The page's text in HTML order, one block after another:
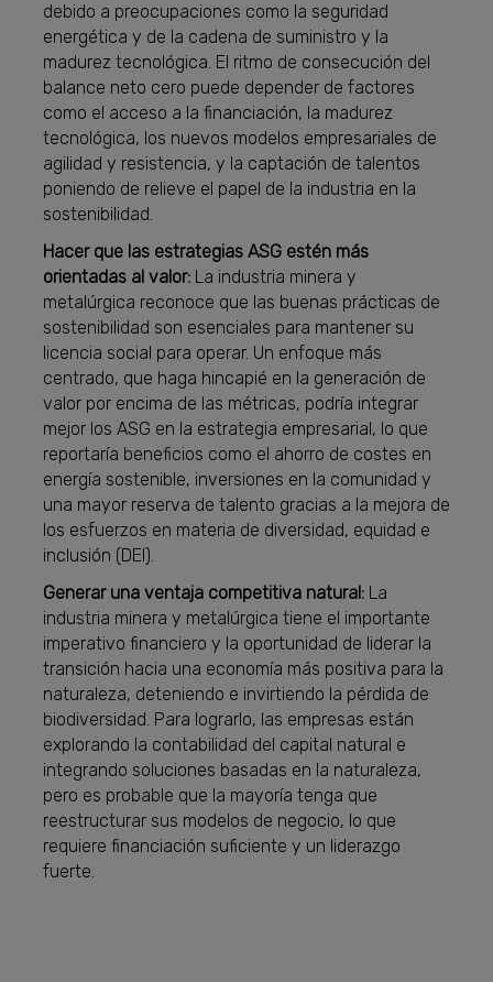
debido a preocupaciones como la seguridad
energética y de la cadena de suministro y la
madurez tecnológica. El ritmo de consecución del
balance neto cero puede depender de factores
como el acceso a la financiación, la madurez
tecnológica, los nuevos modelos empresariales de
agilidad y resistencia, y la captación de talentos
poniendo de relieve el papel de la industria en la
sostenibilidad.
Hacer que las estrategias ASG estén más
orientadas al valor: La industria minera y
metalúrgica reconoce que las buenas prácticas de
sostenibilidad son esenciales para mantener su
licencia social para operar. Un enfoque más
centrado, que haga hincapié en la generación de
valor por encima de las métricas, podría integrar
mejor los ASG en la estrategia empresarial, lo que
reportaría beneficios como el ahorro de costes en
energía sostenible, inversiones en la comunidad y
una mayor reserva de talento gracias a la mejora de
los esfuerzos en materia de diversidad, equidad e
inclusión (DEI).
Generar una ventaja competitiva natural: La
industria minera y metalúrgica tiene el importante
imperativo financiero y la oportunidad de liderar la
transición hacia una economía más positiva para la
naturaleza, deteniendo e invirtiendo la pérdida de
biodiversidad. Para lograrlo, las empresas están
explorando la contabilidad del capital natural e
integrando soluciones basadas en la naturaleza,
pero es probable que la mayoría tenga que
reestructurar sus modelos de negocio, lo que
requiere financiación suficiente y un liderazgo
fuerte.